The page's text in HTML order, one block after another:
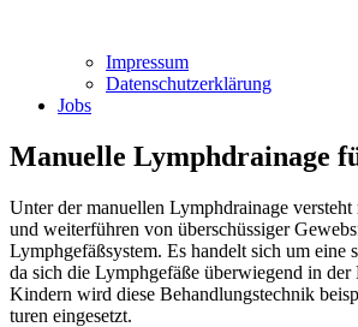
Impressum
Datenschutzerklärung
Jobs
Manuelle Lymphdrainage
Unter der manu­ellen Lymph­drainage ver­steht
und weiter­führen von über­schüssiger
Lymph­gefäß­system. Es handelt sich um eine
da sich die Lymph­gefäße über­wiegend in
Kindern wird diese Behand­lungs­technik
turen eingesetzt.